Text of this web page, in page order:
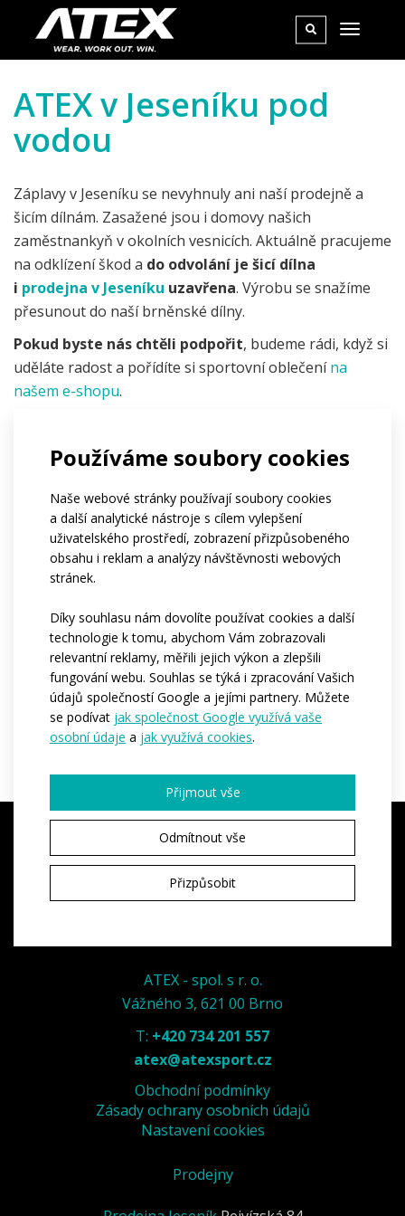
Používáme soubory cookies
Naše webové stránky používají soubory cookies
a další analytické nástroje s cílem vylepšení
uživatelského prostředí, zobrazení přizpůsobeného
obsahu i reklam a analýzy návštěvnosti webových
stránek.
Díky souhlasu nám dovolíte používat cookies a další
technologie k tomu, abychom Vám zobrazovali
relevantní reklamy, měřili jejich výkon a zlepšili
fungování webu. Souhlas se týká i zpracování Vašich
údajů společností Google a jejími partnery. Můžete
se podívat jak společnost Google využívá vaše
osobní údaje a jak využívá cookies.
Přijmout vše
Odmítnout vše
Přizpůsobit
ATEX v Jeseníku pod
vodou
Záplavy v Jeseníku se nevyhnuly ani naší prodejně a
šicím dílnám. Zasažené jsou i domovy našich
zaměstnankyň v okolních vesnicích. Aktuálně pracujeme
na odklízení škod a do odvolání je šicí dílna
i prodejna v Jeseníku uzavřena. Výrobu se snažíme
přesunout do naší brněnské dílny.
Pokud byste nás chtěli podpořit, budeme rádi, když si
uděláte radost a pořídíte si sportovní oblečenína
našem e-shopu.
Myslíme na všechny, kteří se musí vypořádat s následky
záplav. Hodně sil a držte se.
ATEX - spol. s r. o.
Vážného 3, 621 00 Brno
T: +420 734 201 557
atex@atexsport.cz
Obchodní podmínky
Zásady ochrany osobních údajů
Nastavení cookies
Prodejny